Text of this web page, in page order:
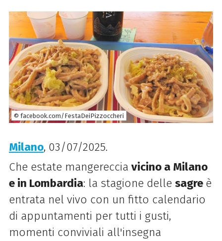
© facebook.com/FestaDeiPizzoccheri
Milano, 03/07/2025.
Che estate mangereccia vicino a Milano
e in Lombardia: la stagione delle sagre è
entrata nel vivo con un fitto calendario
di appuntamenti per tutti i gusti,
momenti conviviali all'insegna